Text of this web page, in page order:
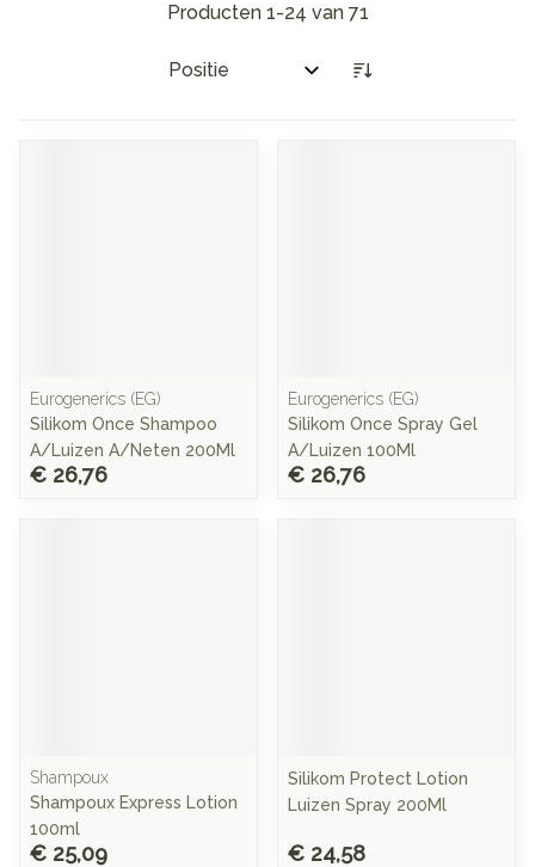
Producten 1-24 van 71
Sorteer op:
Eurogenerics (EG)
Silikom Once Shampoo
A/Luizen A/Neten 200Ml
€ 26,76
Eurogenerics (EG)
Silikom Once Spray Gel
A/Luizen 100Ml
€ 26,76
Shampoux
Shampoux Express Lotion
100ml
€ 25,09
Silikom Protect Lotion
Luizen Spray 200Ml
€ 24,58